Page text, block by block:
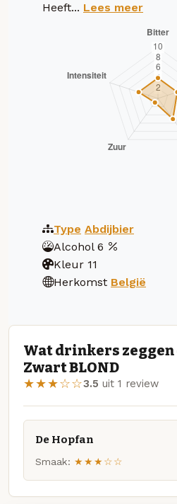
Heeft... Lees meer
Type Abdijbier
Alcohol 6
Kleur 11
Herkomst België
Wat drinkers zeggen
Zwart BLOND
★★★☆☆3.5 uit 1 review
De Hopfan
Smaak: ★★★☆☆